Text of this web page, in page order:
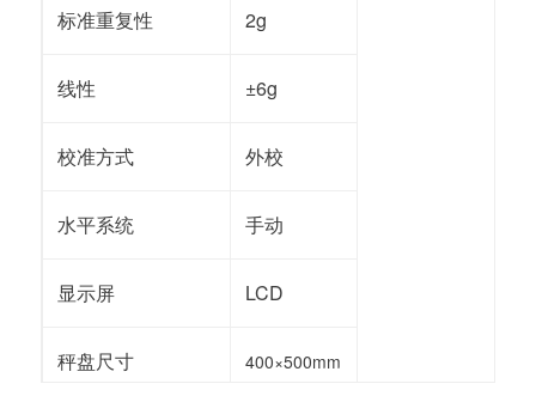
标准重复性 2g
线性 ±6g
校准方式 外校
水平系统 手动
显示屏 LCD
秤盘尺寸 400×500mm